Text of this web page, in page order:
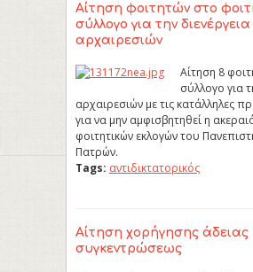
Αίτηση φοιτητών στο
σύλλογο για την διενέργεια
αρχαιρεσιών
Αίτηση 8
σύλλογο για
αρχαιρεσιών με τις κατάλληλες
για να μην αμφισβητηθεί η
φοιτητικών εκλογών του
Πατρών.
Tags: αντιδικτατορικός
Αίτηση χορήγησης άδειας
συγκεντρώσεως